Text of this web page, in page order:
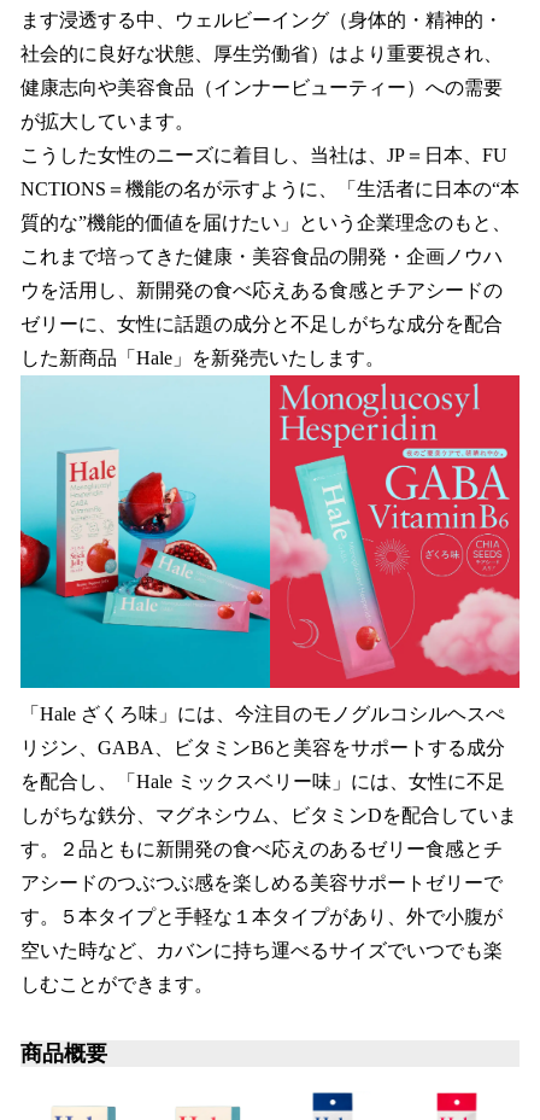
ます浸透する中、ウェルビーイング（身体的・精神的・
社会的に良好な状態、厚生労働省）はより重要視され、
健康志向や美容食品（インナービューティー）への需要
が拡大しています。
こうした女性のニーズに着目し、当社は、JP＝日本、FU
NCTIONS＝機能の名が示すように、「生活者に日本の“本
質的な”機能的価値を届けたい」という企業理念のもと、
これまで培ってきた健康・美容食品の開発・企画ノウハ
ウを活用し、新開発の食べ応えある食感とチアシードの
ゼリーに、女性に話題の成分と不足しがちな成分を配合
した新商品「Hale」を新発売いたします。
「Hale ざくろ味」には、今注目のモノグルコシルヘスぺ
リジン、GABA、ビタミンB6と美容をサポートする成分
を配合し、「Hale ミックスベリー味」には、女性に不足
しがちな鉄分、マグネシウム、ビタミンDを配合していま
す。２品ともに新開発の食べ応えのあるゼリー食感とチ
アシードのつぶつぶ感を楽しめる美容サポートゼリーで
す。５本タイプと手軽な１本タイプがあり、外で小腹が
空いた時など、カバンに持ち運べるサイズでいつでも楽
しむことができます。
商品概要